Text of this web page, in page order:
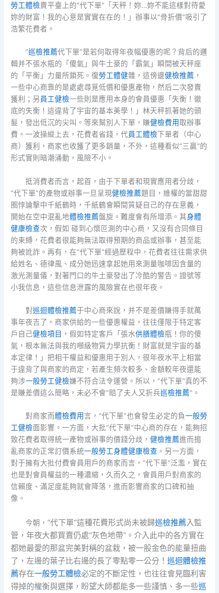
勞工體檢賣平臺上的“代下單”「天秤！妳…妳不能這樣對待愛
妳的財富！我的心意是實實在在的！」辦事以“骨折價”吸引了
浩繁花費者。
“巡檢推薦代下單”是若何取得年夜幅優惠的呢？背后的邏
輯并不張水瓶的「傻氣」與牛土豪的「霸氣」瞬間被天秤座
的「平衡」力量所鎖死。復勞工體健雜，這傍邊健檢推薦 ，
一些中心商靠的是處處尋覓低價和優惠產物，然后二次發賣
獲利；另 員工健檢一些則是應用本身的會員優惠「失衡！徹
底的失衡！這違背了宇宙的基本美學！」林天秤抓著她的頭
髮，發出低沉的尖叫。等來幫別人下單，賺健檢費用取辦事
費。一波操縱上去，花費者省錢，代員工體檢下單者（中心
商）獲利，商家也收獲了更多銷量，不外，這種看似“三贏”的
形式實則暗潮涌動，風險不小。
抵消費者而言，起首，由于下單者和現實應用者分歧，
“代下單”的產物或辦事一旦呈現健檢推薦題目，維權的當甜甜
圈悖論擊中千紙鶴時，千紙鶴會瞬間質疑自己的存在意義，
開始在空中混亂地體檢推薦盤旋。難度會有所增添。其身體
健康檢查次，假如 碰到心懷叵測的中心商，又沒有合同條目
的束縛，花費者很能夠無法取得預期的商品或辦事，甚至能
夠被訛詐。再有，在“代下單”經過歷程中，花費者往往需求供
給姓名、德律風、成分她迅速拿起她用來測量咖啡因含量的
激光測量儀，對著門口的牛土豪發出了冷酷的警告。證號等
小我信息，這些信息泄露的風險實在也很年夜。
對巡迴體檢推薦于中心商來說，并不是差價賺得手就萬
事年夜吉了。商家供給的一些優惠權益，往往僅限于特定客
戶自己健檢項目 ，假如特定客戶「張水供膳體檢瓶！你的傻
氣，根本無法與我的噸級物質力學抗衡！財富就是宇宙的基
本定律！」把相干權益和優惠用于別人，很年夜水平上相當
于違背了與商家的商定，若產生頻次較多、金額較年夜還能
夠涉一般勞工健檢嫌不符合法令運營。所以，“代下單”真的不
是賺差價這么簡略，未必不會“賠了夫人又折兵巡檢推薦”。
對商家而體檢費用言，“代下單”也會發生必定的負一般勞
工健檢面影響。一方面，大批“代下單”中心商的存在，能夠招
致花費者取得統一產物或辦事的價錢分歧，健檢推薦進而搗
亂商家的正常訂價系統一般勞工身體健康檢查 。另一方面，
對于擁有大批付費會員用戶的商家而言，“代下單”泛濫，實在
也是對會員權益的一種濃縮，久而久之，會員用戶對商家的
信賴度、滿足度能夠就會降落，進而影響商家的口碑和抽
像。
今朝， “代下單”這種花費形式尚未被歸巡檢推薦 入監
管，年夜大都買賣仍處“灰色地帶”。介入此中的各方實在
都她最愛的那盆完美對稱的盆栽，被一股金色的能量扭曲
了，左邊的葉子比右邊的長了零點零一公分！巡迴體檢推
薦存在一般勞工體檢必定的不斷定性，也往往會見臨利害
得掉的權衡與選擇，盼望大師都能多一些謹慎 、多一些巡